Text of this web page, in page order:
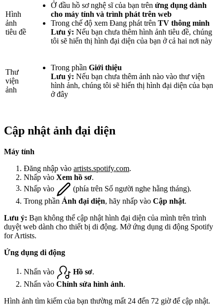
Hình
ảnh
tiêu đề
Ở đầu hồ sơ nghệ sĩ của bạn trên ứng dụng dành
cho máy tính và trình phát trên web
Trong chế độ xem Đang phát trên TV thông minh
Lưu ý: Nếu bạn chưa thêm hình ảnh tiêu đề, chúng
tôi sẽ hiển thị hình đại diện của bạn ở cả hai nơi này
Thư
viện
ảnh
Trong phần Giới thiệu
Lưu ý: Nếu bạn chưa thêm ảnh nào vào thư viện
hình ảnh, chúng tôi sẽ hiển thị hình đại diện của bạn
ở đây
Cập nhật ảnh đại diện
Máy tính
Đăng nhập vào artists.spotify.com.
Nhấp vào Xem hồ sơ.
Nhấp vào
(phía trên Số người nghe hằng tháng).
Trong phần Ảnh đại diện, hãy nhấp vào Cập nhật.
Lưu ý: Bạn không thể cập nhật hình đại diện của mình trên trình
duyệt web dành cho thiết bị di động. Mở ứng dụng di động Spotify
for Artists.
Ứng dụng di động
Nhấn vào Hồ sơ
Nhấn vào Chỉnh sửa hình ảnh.
Hình ảnh tìm kiếm của bạn thường mất 24 đến 72 giờ để cập nhật.